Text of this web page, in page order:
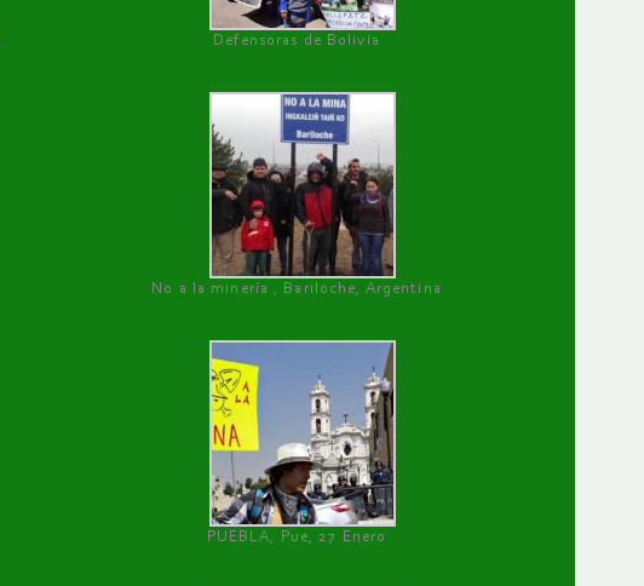
Defensoras de Bolivia
No a la minería , Bariloche, Argentina
PUEBLA, Pue, 27 Enero